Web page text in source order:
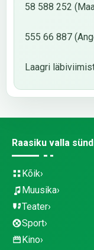
58 588 252
555 66 887
Laagri
Raasiku valla
Kõik
Muusika
Teater
Sport
Kino